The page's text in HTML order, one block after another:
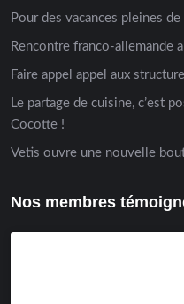
Pour des vacances pleines de
Rencontre franco-allemande
Faire appel appel aux
Le partage de cuisine, c’est
Cocotte !
Vetis ouvre une nouvelle
Nos membres